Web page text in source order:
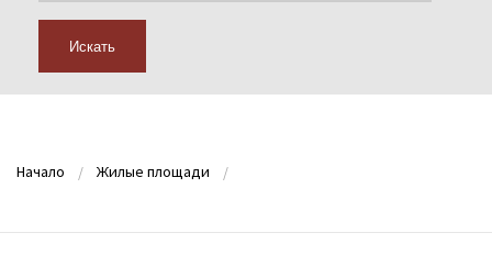
Искать
Начало Жилые площади